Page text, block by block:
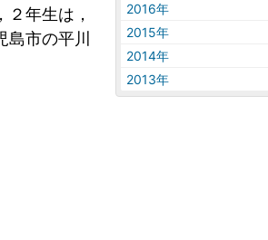
年生は，
市の平川
2016年
2015年
2014年
2013年